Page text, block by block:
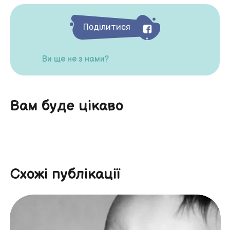
Поділитися
Ви ще не з нами?
Вам буде цікаво
Схожі публікації